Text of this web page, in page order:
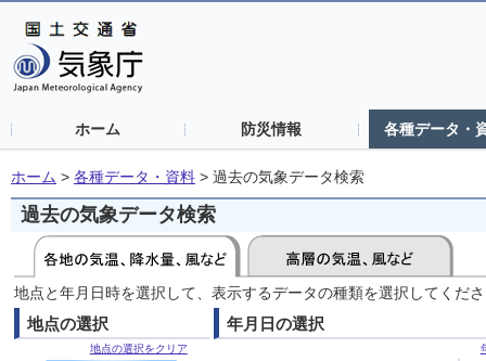
ホーム 防災情報 各種データ・
ホーム > 各種データ・資料 > 過去の気象データ検索
過去の気象データ検索
地点と年月日時を選択して、表示するデータの種類を選択してくだ
地点の選択
地点の選択をクリア
年月日の選択